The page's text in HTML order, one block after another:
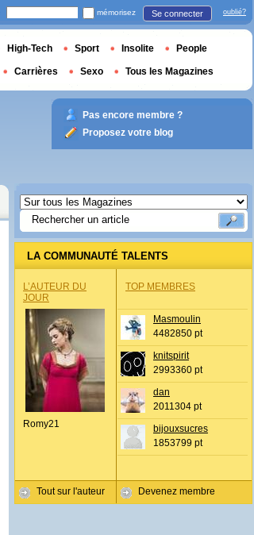
LA COMMUNAUTÉ TALENTS
L’AUTEUR DU
JOUR
Romy21
Tout sur l'auteur
TOP MEMBRES
Masmoulin
4482850 pt
knitspirit
2993360 pt
dan
2011304 pt
bijouxsucres
1853799 pt
Devenez membre
mémorisez Se connecter oublié?
High-Tech Sport Insolite People
Carrières Sexo Tous les Magazines
Pas encore membre ?
Proposez votre blog